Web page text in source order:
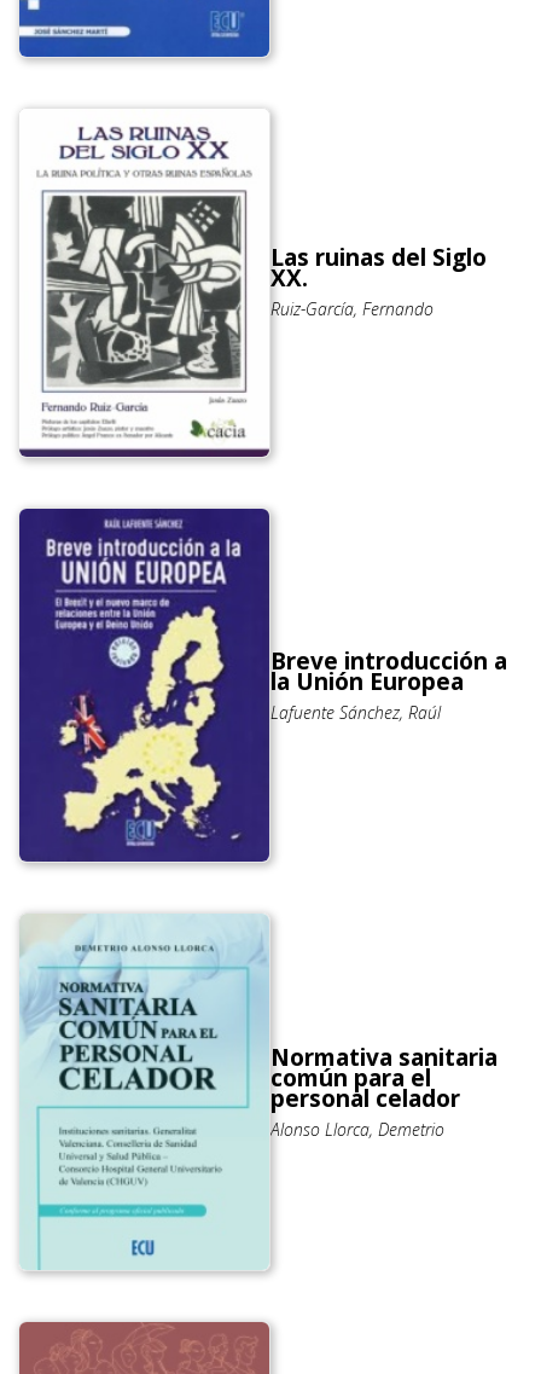
Las ruinas del Siglo
XX.
Ruiz-García, Fernando
Breve introducción a
la Unión Europea
Lafuente Sánchez, Raúl
Normativa sanitaria
común para el
personal celador
Alonso Llorca, Demetrio